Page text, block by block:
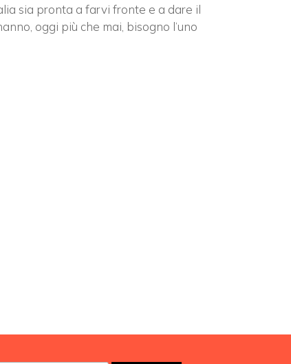
sia pronta a farvi fronte e a dare il
oggi più che mai, bisogno l’uno